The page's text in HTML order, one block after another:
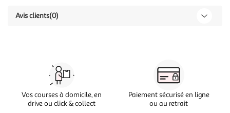
Avis clients(0)
Vos courses à domicile, en
drive ou click & collect
Paiement sécurisé en ligne
ou au retrait